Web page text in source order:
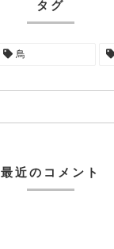
タグ
鳥
最近のコメント